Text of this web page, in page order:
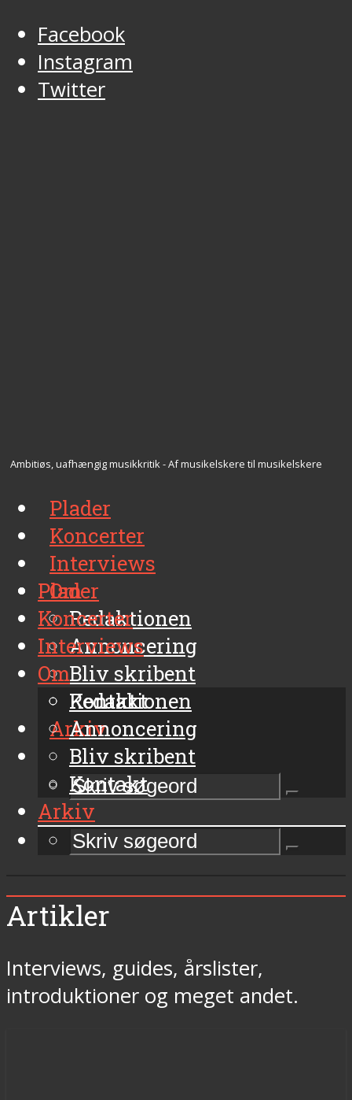
Facebook
Instagram
Twitter
Ambitiøs, uafhængig musikkritik - Af musikelskere til musikelskere
Plader
Koncerter
Interviews
Om
Redaktionen
Annoncering
Bliv skribent
Kontakt
Arkiv
Plader
Koncerter
Interviews
Om
Redaktionen
Annoncering
Bliv skribent
Kontakt
Arkiv
Artikler
Interviews, guides, årslister,
introduktioner og meget andet.